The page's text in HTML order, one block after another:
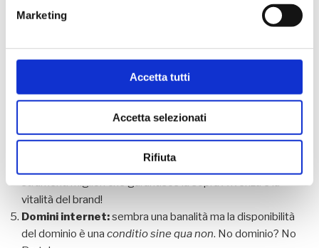
Marketing
Accetta tutti
Accetta selezionati
Rifiuta
ovvero è chiaro ed invoglia il cliente all’acquisto), è
“misunderstanding” ( esempio se esportato in altri
paesi).
Definizione del nome e permanenza nel tempo
attraverso questo percorso si arriva alla definizione del
nome e della sua durabilità nel tempo. Quest’ultimo
aspetto viene definito dalla sua potenzialità di creare uno
strumenti migliori che garantisce la sopravvivenza e la
vitalità del brand!
Domini internet:sembra una banalità ma la disponibilità
del dominio è una conditio sine qua non. No dominio? No